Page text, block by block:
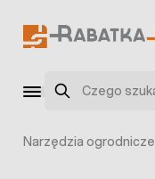
Szukaj
Narzędzia ogrodnicze